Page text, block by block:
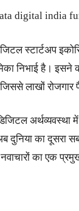
digital india
स्टार्टअप
निभाई है।
लाखों रोजगार
अर्थव्यवस्था
दुनिया का दूसरा
का एक